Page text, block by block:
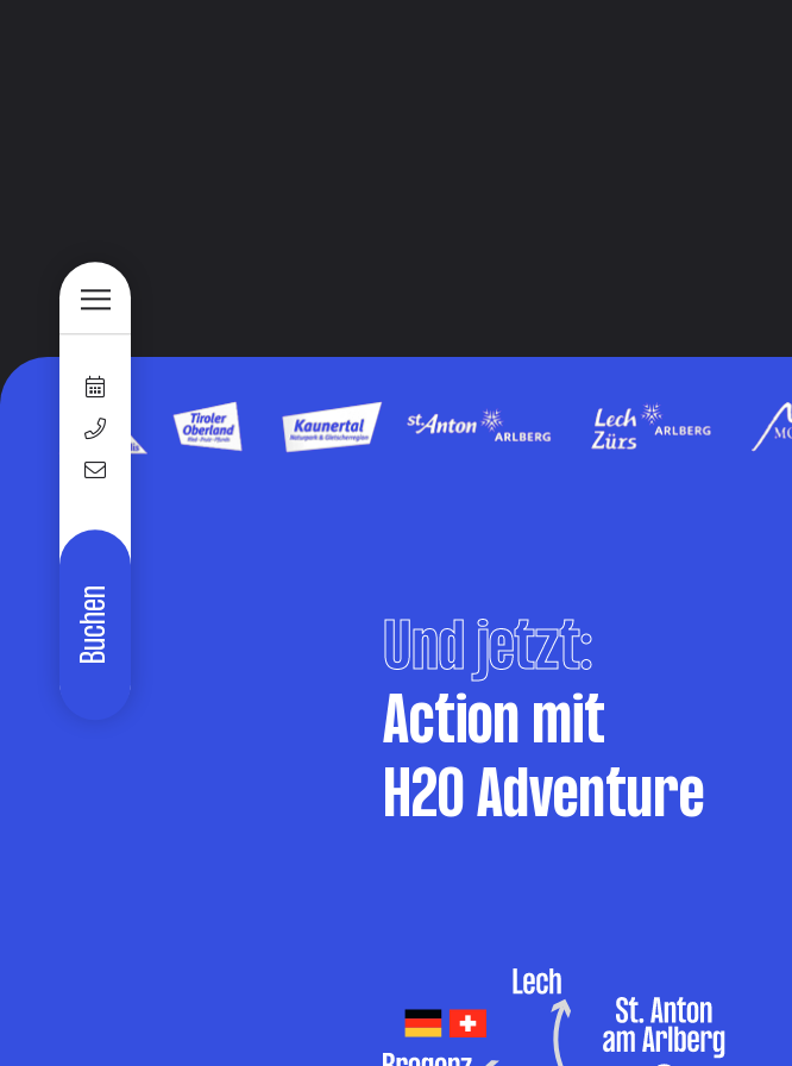
Buchen
Und jetzt:
Action mit
H2O Adventure